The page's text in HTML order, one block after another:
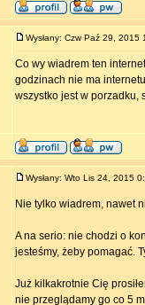
Wysłany: Czw Paź 29, 2015
Co wy wiadrem ten
godzinach nie ma
wszystko jest w porzadku,
Wysłany: Wto Lis 24, 2015
Nie tylko wiadrem, nawet
A na serio: nie chodzi o
jesteśmy, żeby pomagać.
Już kilkakrotnie Cię
nie przeglądamy go co 5